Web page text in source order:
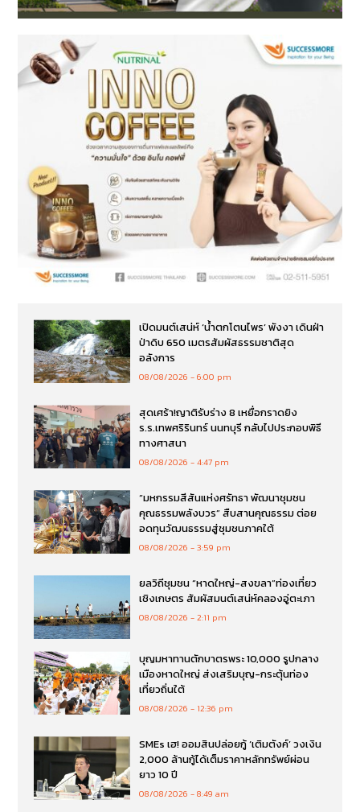
เปิดมนต์เสน่ห์ ‘น้ำตกโตนไพร’ พังงา เดินฝ่า
ป่าดิบ 650 เมตรสัมผัสธรรมชาติสุด
อลังการ
08/08/2026 6:00 pm
สุดเศร้า!ญาติรับร่าง 8 เหยื่อกราดยิง
ร.ร.เทพศริรินทร์ นนทบุรี กลับไปประกอบพิธี
ทางศาสนา
08/08/2026 4:47 pm
“มหกรรมสีสันแห่งศรัทธา พัฒนาชุมชน
คุณธรรมพลังบวร” สืบสานคุณธรรม ต่อย
อดทุนวัฒนธรรมสู่ชุมชนภาคใต้
08/08/2026 3:59 pm
ยลวิถีชุมชน “หาดใหญ่-สงขลา”ท่องเที่ยว
เชิงเกษตร สัมผัสมนต์เสน่ห์คลองอู่ตะเภา
08/08/2026 2:11 pm
บุญมหาทานตักบาตรพระ 10,000 รูปกลาง
เมืองหาดใหญ่ ส่งเสริมบุญ-กระตุ้นท่อง
เที่ยวถิ่นใต้
08/08/2026 12:36 pm
SMEs เฮ! ออมสินปล่อยกู้ ‘เติมตังค์’ วงเงิน
2,000 ล้านกู้ได้เต็มราคาหลักทรัพย์ผ่อน
ยาว 10 ปี
08/08/2026 8:49 am